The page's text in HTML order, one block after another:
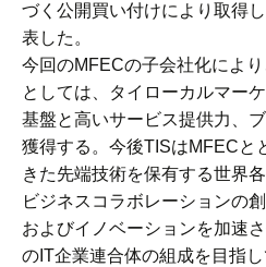
づく公開買い付けにより取得
表した。
今回のMFECの子会社化によ
としては、タイローカルマー
基盤と高いサービス提供力、
獲得する。今後TISはMFECと
きた先端技術を保有する世界
ビジネスコラボレーションの
およびイノベーションを加速
のIT企業連合体の組成を目指し